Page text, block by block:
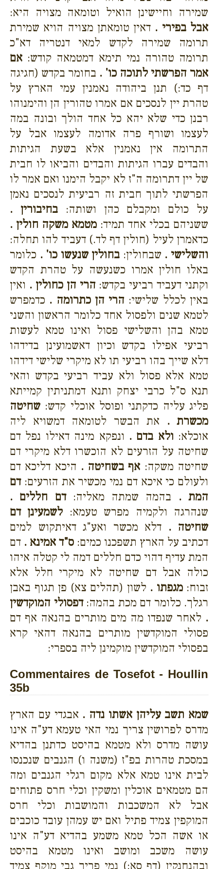
שמירה וחיישינן הואיל וטומאה מצויה היא:
אבל בפירי . דאין טומאתן מצויה הויא שמירת
תרומה שמירה לקדש למאי דנטריה דא"כ
תרומה טהורה נמי תימא דמטמאה קודש: אם
אמר הפרשתי לתוכה כו' . בחומר בקדש (חגיגה
דף כד:) תנן ביהודה נאמנין עמי הארץ על
טהרת יין לנסכים אם אמרו טהורין הן והימנוהו
רבנן כדי שלא יהא כל אחד הולך ובונה במה
לעצמו ושורף פרה אדומה לעצמו אבל על
התרומה אין נאמנין אלא בשעת הגיתות
והבדים עברו הגיתות והבדים והביאו לו חבית
של יין דתרומה ה"ז לא יקבל הימנו ואם אמר לו
הפרשתי לתוך חבית זה רביעית לנסכים נאמן
על כולם ומקבלם כהן ושותה:בחיבורין .
ששניהם בכלי אחד תמיד: מטמא משקה חולין .
כדאמרן לעיל (חולין דף לד.) דעביד להו תחלה:
והשלישי . שבחולין: בחולין שנעשו כו' . כלומר
באלו חולין אמרו כשנעשה על טהרת הקדש
וקתני דעביד רביעי בקדש: הרי הן כחולין . ואין
באין לכלל שלישי: הרי הן כתרומה . כדמפרש
לטמא שנים ולפסול אחד כלומר הראשון והשני
טמא בהן והשלישי פסול ואינו טמא לעשות
רביעי אפילו בקדש וכיון דאשמועינן בדידהו
דלא שייך בהו רביעי תו לא מיקרי שלישי דידהו
טמא אלא פסול ולא עביד רביעי בקדש והאי
תנא ס"ל כרבי יצחק ותנא דמתניתין קמייתא
פליג עליה כדקתני ופוסל אוכלי קדש: שחיטה
מכשרת . את הבשר לטומאה דמשויא ליה
אוכלא: ולא בדם . ונפקא מינה דאילו נפל דם
שחיטה על הזרעים לא הוכשרו דלא מיקרי דם
שחיטה משקה: אף בשחיטה . היכא דליכא דם
ולעולם כי איכא דם נמי מכשיר את הזרעים:דם
המת . בהמה שמתה מאליה:דם חללים .
שנהרגה ולקמיה מפרש טעמא: לשמעינן דם
שחיטה . דלא מכשר ואע"ג דאיתקוש למים
דכתיב על הארץ תשפכנו כמים: ס"ד אמינא . דם
המת עדיף דהוי כדם חללים דמה לי קטלה איהו
כולה אבל דם שחיטה לא מיקרי חלל אלא
זבוח:מגפתו . לשון (תהלים צא) פן תגוף באבן
רגלך. כלומר דם מכת בהמה:דפסולי המוקדשין
. לאחר שנפדו מה מים מותרים בהנאה אף דם
פסולי המוקדשין מותרים בהנאה דהאי קרא
בפסולי המוקדשין מוקמינן ליה בספרי:
Commentaires de Tosefot - Houllin
35b
שמא תשב עליהן אשתו נדה . אבגדי עם הארץ
מדרס לפרושין צריך נמי האי טעמא דע"ה אינו
עושה מדרס ולא מטמא בהיסט כדתנן בהדיא
במסכת טהרות בפ"ז (משנה ו) הגנבים שנכנסו
לבית אינו טמא אלא מקום רגלי הגנבים ומה
הם מטמאים אוכלין ומשקין וכלי חרס פתוחים
אבל לא המשכבות והמושבות וכלי חרס
המוקפין צמיד פתיל ואם יש עמהן עובד כוכבים
או אשה הכל טמא משמע בהדיא דע"ה אינו
עושה משכב ומושב ואינו מטמא בהיסט